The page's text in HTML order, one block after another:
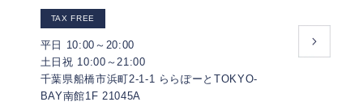
TAX FREE
平日 10:00～20:00
土日祝 10:00～21:00
千葉県船橋市浜町2-1-1 ららぽーとTOKYO-
BAY南館1F 21045A